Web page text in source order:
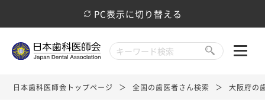
PC表示に切り替える
日本歯科医師会トップページ 全国の歯医者さん検索 大阪府の